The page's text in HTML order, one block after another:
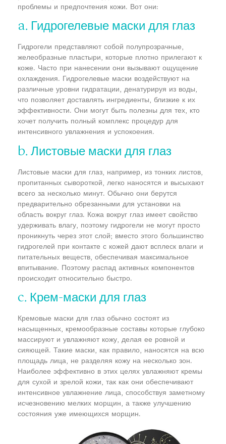
проблемы и предпочтения кожи. Вот они:
a. Гидрогелевые маски для глаз
Гидрогели представляют собой полупрозрачные,
желеобразные пластыри, которые плотно прилегают к
коже. Часто при нанесении они вызывают ощущение
охлаждения. Гидрогелевые маски воздействуют на
различные уровни гидратации, денатурируя из воды,
что позволяет доставлять ингредиенты, близкие к их
эффективности. Они могут быть полезны для тех, кто
хочет получить полный комплекс процедур для
интенсивного увлажнения и успокоения.
b. Листовые маски для глаз
Листовые маски для глаз, например, из тонких листов,
пропитанных сывороткой, легко наносятся и высыхают
всего за несколько минут. Обычно они берутся
предварительно обрезанными для установки на
область вокруг глаз. Кожа вокруг глаз имеет свойство
удерживать влагу, поэтому гидрогели не могут просто
проникнуть через этот слой; вместо этого большинство
гидрогелей при контакте с кожей дают всплеск влаги и
питательных веществ, обеспечивая максимальное
впитывание. Поэтому распад активных компонентов
происходит относительно быстро.
c. Крем-маски для глаз
Кремовые маски для глаз обычно состоят из
насыщенных, кремообразные составы которые глубоко
массируют и увлажняют кожу, делая ее ровной и
сияющей. Такие маски, как правило, наносятся на всю
площадь лица, не разделяя кожу на несколько зон.
Наиболее эффективно в этих целях увлажняют кремы
для сухой и зрелой кожи, так как они обеспечивают
интенсивное увлажнение лица, способствуя заметному
исчезновению мелких морщин, а также улучшению
состояния уже имеющихся морщин.